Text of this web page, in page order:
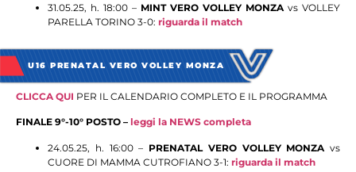
31.05.25, h. 18:00 – MINT VERO VOLLEY MONZA vs VOLLEY
PARELLA TORINO 3-0: riguarda il match
U16 PRENATAL VERO VOLLEY MONZA
CLICCA QUI PER IL CALENDARIO COMPLETO E IL PROGRAMMA
FINALE 9°-10° POSTO – leggi la NEWS completa
24.05.25, h. 16:00 – PRENATAL VERO VOLLEY MONZA vs
CUORE DI MAMMA CUTROFIANO 3-1: riguarda il match